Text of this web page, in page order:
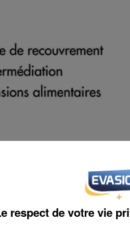
respect de votre vie